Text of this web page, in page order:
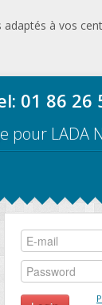
à vos
01 86 26
pour LADA